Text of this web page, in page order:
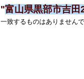
"富山県黒部市吉田
一致するものはありませんで